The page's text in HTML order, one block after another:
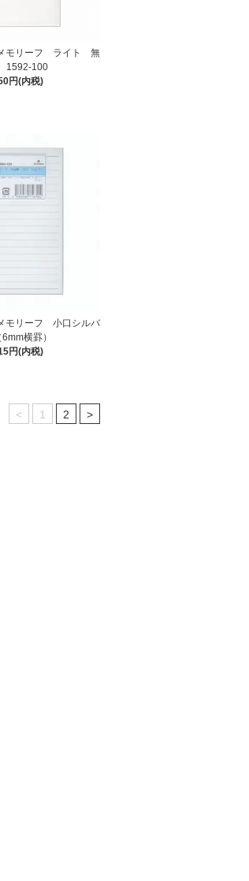
モリーフ ライト 無
100
円(内税)
モリーフ 小口シルバ
横罫）
円(内税)
< 1 2 >